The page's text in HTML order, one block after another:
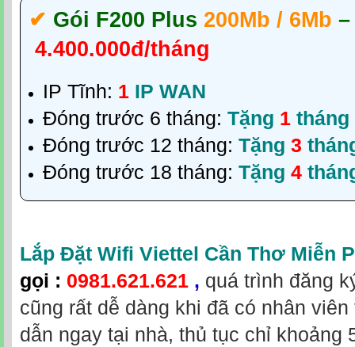
✔‎ Gói F200 Plus 200Mb / 6Mb –
4.400.000đ/tháng
IP Tĩnh: 1 IP WAN
Đóng trước 6 tháng: Tặng 1 tháng
Đóng trước 12 tháng: Tặng 3
Đóng trước 18 tháng: Tặng 4
Lắp Đặt Wifi Viettel Cần Thơ Miễn
gọi : 0981.621.621 , quá trình đăng
cũng rất dễ dàng khi đã có nhân
dẫn ngay tại nhà, thủ tục chỉ khoảng